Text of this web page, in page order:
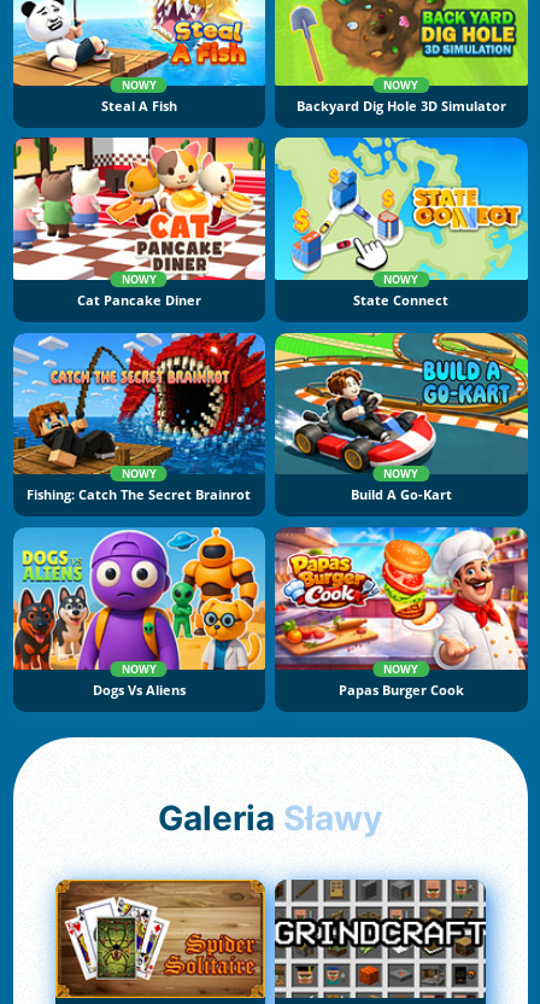
NOWY
Steal A Fish
NOWY
Backyard Dig Hole 3D Simulator
NOWY
Cat Pancake Diner
NOWY
State Connect
NOWY
Fishing: Catch The Secret Brainrot
NOWY
Build A Go-Kart
NOWY
Dogs Vs Aliens
NOWY
Papas Burger Cook
Galeria Sławy